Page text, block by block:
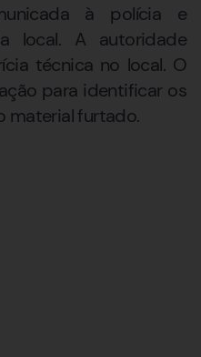
à polícia e
local. A autoridade
técnica no local. O
para identificar os
material furtado.